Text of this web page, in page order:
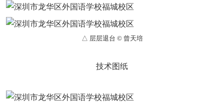
△ 层层退台 © 曾天培
技术图纸